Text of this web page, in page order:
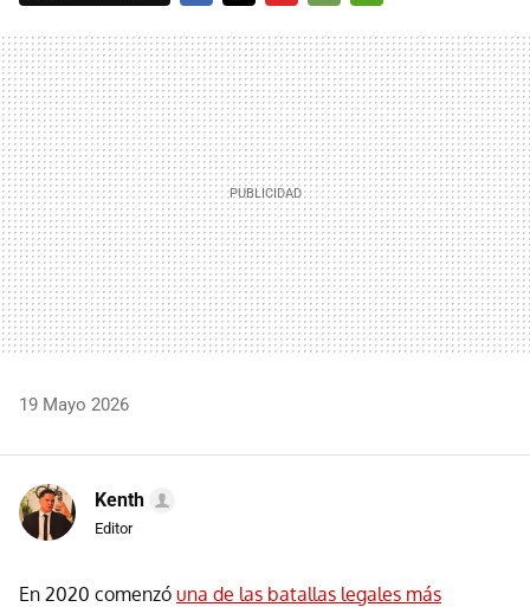
MAIL
19 Mayo 2026
Kenth
Editor
En 2020 comenzó una de las batallas legales más